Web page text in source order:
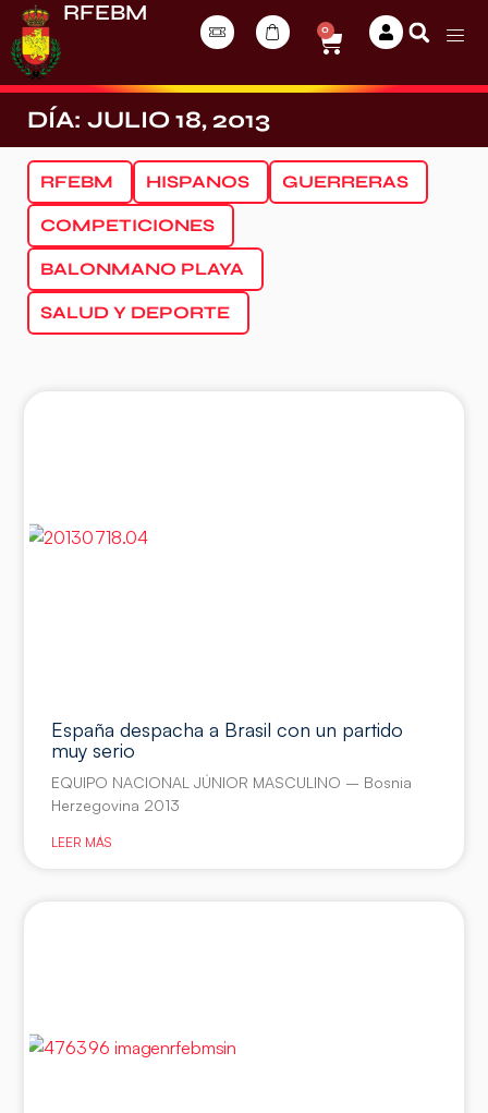
RFEBM
0
DÍA: JULIO 18, 2013
RFEBM HISPANOS GUERRERAS
COMPETICIONES
BALONMANO PLAYA
SALUD Y DEPORTE
España despacha a Brasil con un partido
muy serio
EQUIPO NACIONAL JÚNIOR MASCULINO – Bosnia
Herzegovina 2013
LEER MÁS